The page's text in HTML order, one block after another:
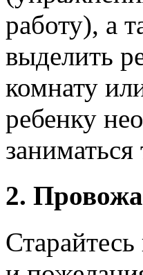
работу), а
выделить
комнату
ребенку
2.